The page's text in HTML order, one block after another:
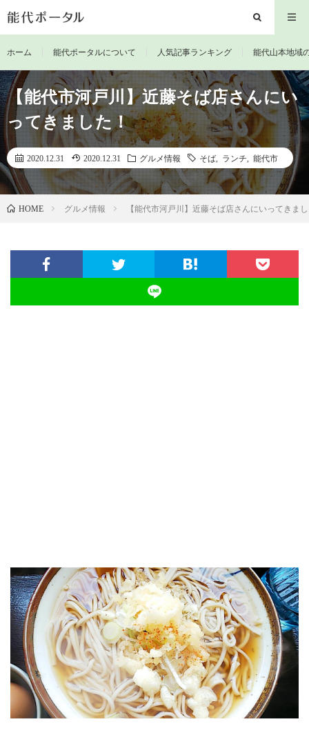
ホーム 能代ポータルについて 人気記事ランキング 能代山本地域
【能代市河戸川】近藤そば店さんにい
ってきました！
2020.12.31 2020.12.31 グルメ情報 そば ランチ 能代市
HOME グルメ情報 【能代市河戸川】近藤そば店さんにいってきま